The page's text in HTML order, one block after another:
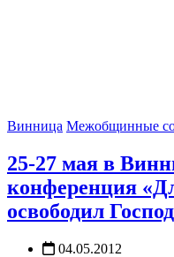
Винница Межобщинные
25-27 мая в
конференция
освободил
04.05.2012